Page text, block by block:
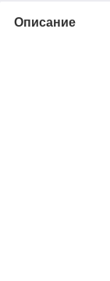
Описание